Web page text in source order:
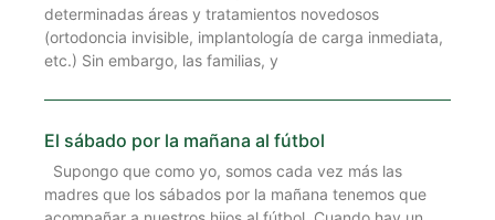
determinadas áreas y tratamientos novedosos
(ortodoncia invisible, implantología de carga inmediata,
etc.) Sin embargo, las familias, y
El sábado por la mañana al fútbol
Supongo que como yo, somos cada vez más las
madres que los sábados por la mañana tenemos que